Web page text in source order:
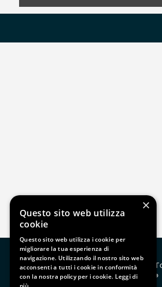
TT TOOTH TRANSFORMER SRL
®
×
Questo sito web utilizza
cookie
Questo sito web utilizza i cookie per
migliorare la tua esperienza di
navigazione. Utilizzando il nostro sito web
acconsenti a tutti i cookie in conformità
con la nostra policy per i cookie. Leggi di